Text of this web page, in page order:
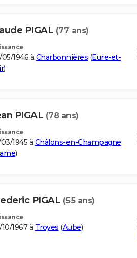
PIGAL (77 ans)
1946 à Charbonnières (Eure-et-
)
PIGAL (78 ans)
1945 à Châlons-en-Champagne
)
PIGAL (55 ans)
1967 à Troyes (Aube)